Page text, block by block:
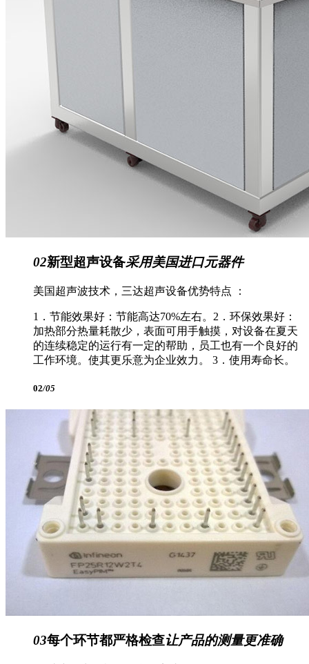
02新型超声设备采用美国进口元器件
美国超声波技术，三达超声设备优势特点 ：
1．节能效果好：节能高达70%左右。2．环保效果好：
加热部分热量耗散少，表面可用手触摸，对设备在夏天
的连续稳定的运行有一定的帮助，员工也有一个良好的
工作环境。使其更乐意为企业效力。 3．使用寿命长。
02/05
03每个环节都严格检查让产品的测量更准确